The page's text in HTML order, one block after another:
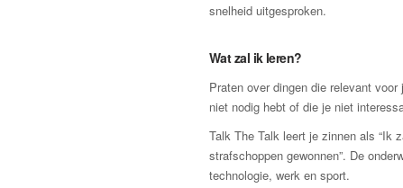
snelheid uitgesproken.
Wat zal ik leren?
Praten over dingen die relevant
niet nodig hebt of die je niet
Talk The Talk leert je zinnen als “Ik
strafschoppen gewonnen”. De
technologie, werk en sport.